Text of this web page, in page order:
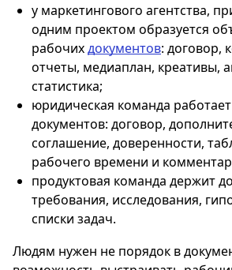
у маркетингового агентства,
одним проектом образуется
рабочихдокументов: договор,
отчеты, медиаплан, креативы,
статистика;
юридическая команда
документов: договор,
соглашение, доверенности,
рабочего времени и
продуктовая команда держит
требования, исследования,
списки задач.
Людям нужен не порядок в